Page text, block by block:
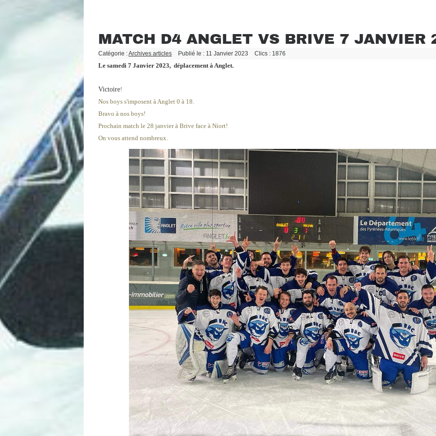
MATCH D4 ANGLET VS BRIVE 7 JANVIER
Catégorie :Archives articles Publié le : 11 Janvier 2023 Clics : 1876
Le samedi 7 Janvier 2023, déplacement à Anglet.
Victoire!
Nos boys s'imposent à Anglet 0 à 18.
Bravo à nos boys!
Prochain match le 28 janvier à Brive face à Niort!
On vous attend nombreux.